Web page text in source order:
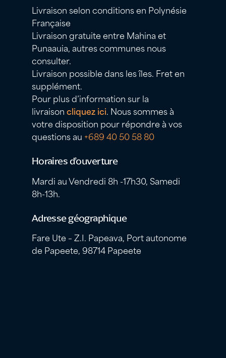
Livraison selon conditions en Polynésie
Française
Livraison gratuite entre Mahina et
Punaauia, autres communes nous
consulter.
Livraison possible dans les îles. Fret en
supplément.
Pour plus d’information sur la
livraisoncliquez ici. Nous sommes à
votre disposition pour répondre à vos
questions au +689 40 50 58 80
Horaires d’ouverture
Mardi au Vendredi 8h -17h30, Samedi
8h-13h.
Adresse géographique
Fare Ute – Z.I. Papeava, Port autonome
de Papeete, 98714 Papeete